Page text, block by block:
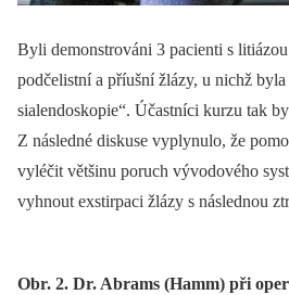
Byli demonstrováni 3 pacienti s
podčelistní a příušní žlázy, u nichž
sialendoskopie“. Účastníci kurzu tak
Z následné diskuse vyplynulo, že
vyléčit většinu poruch vývodového
vyhnout exstirpaci žlázy s následnou
Obr. 2. Dr. Abrams (Hamm) při